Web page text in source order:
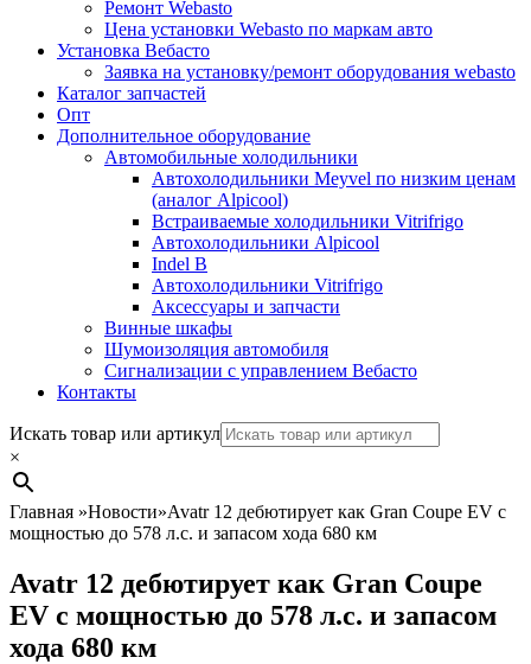
Ремонт Webasto
Цена установки Webasto по маркам авто
Установка Вебасто
Заявка на установку/ремонт оборудования webasto
Каталог запчастей
Опт
Дополнительное оборудование
Автомобильные холодильники
Автохолодильники Meyvel по низким ценам
(аналог Alpicool)
Встраиваемые холодильники Vitrifrigo
Автохолодильники Alpicool
Indel B
Автохолодильники Vitrifrigo
Аксессуары и запчасти
Винные шкафы
Шумоизоляция автомобиля
Сигнализации с управлением Вебасто
Контакты
Search
Искать товар или артикул
×
Главная »Новости»Avatr 12 дебютирует как Gran Coupe EV с
мощностью до 578 л.с. и запасом хода 680 км
Avatr 12 дебютирует как Gran Coupe
EV с мощностью до 578 л.с. и запасом
хода 680 км